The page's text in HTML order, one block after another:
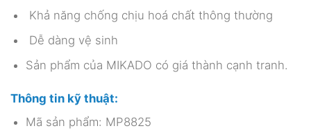
Khả năng chống chịu hoá chất thông thường
Dễ dàng vệ sinh
Sản phẩm của MIKADO có giá thành cạnh tranh.
Thông tin kỹ thuật:
Mã sản phẩm: MP8825